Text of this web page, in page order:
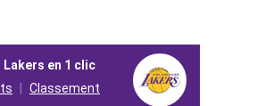
Lakers en 1 clic
Classement